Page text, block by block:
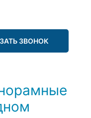
ЗВОНОК